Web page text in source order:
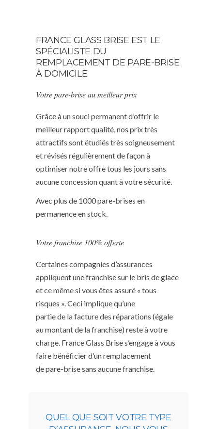
FRANCE GLASS BRISE EST LE
SPÉCIALISTE DU
REMPLACEMENT DE PARE-BRISE
À DOMICILE
Votre pare-brise au meilleur prix
Grâce à un souci permanent d’offrir le
meilleur rapport qualité, nos prix très
attractifs sont étudiés très soigneusement
et révisés régulièrement de façon à
optimiser notre offre tous les jours sans
aucune concession quant à votre sécurité.
Avec plus de 1000 pare-brises en
permanence en stock.
Votre franchise 100% offerte
Certaines compagnies d’assurances
appliquent une franchise sur le bris de glace
et ce même si vous êtes assuré « tous
risques ». Ceci implique qu’une
partie de la facture des réparations (égale
au montant de la franchise) reste à votre
charge. France Glass Brise s’engage à vous
faire bénéficier d’un remplacement
de pare-brise sans aucune franchise.
QUEL QUE SOIT VOTRE TYPE